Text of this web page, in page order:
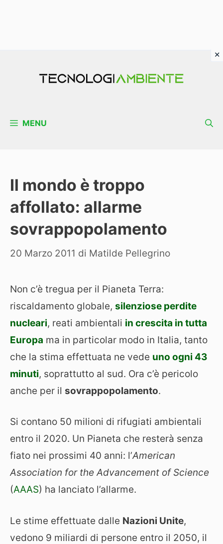
MENU
Il mondo è troppo
affollato: allarme
sovrappopolamento
20 Marzo 2011 di Matilde Pellegrino
Non c’è tregua per il Pianeta Terra:
riscaldamento globale, silenziose perdite
nucleari, reati ambientali in crescita in tutta
Europa ma in particolar modo in Italia, tanto
che la stima effettuata ne vede uno ogni 43
minuti, soprattutto al sud. Ora c’è pericolo
anche per il sovrappopolamento.
Si contano 50 milioni di rifugiati ambientali
entro il 2020. Un Pianeta che resterà senza
fiato nei prossimi 40 anni: l’American
Association for the Advancement of Science
(AAAS) ha lanciato l’allarme.
Le stime effettuate dalle Nazioni Unite,
vedono 9 miliardi di persone entro il 2050, il